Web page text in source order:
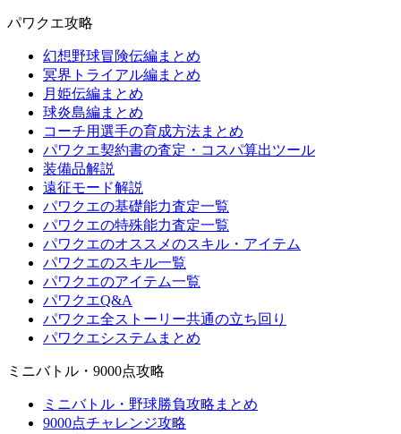
パワクエ攻略
幻想野球冒険伝編まとめ
冥界トライアル編まとめ
月姫伝編まとめ
球炎島編まとめ
コーチ用選手の育成方法まとめ
パワクエ契約書の査定・コスパ算出ツール
装備品解説
遠征モード解説
パワクエの基礎能力査定一覧
パワクエの特殊能力査定一覧
パワクエのオススメのスキル・アイテム
パワクエのスキル一覧
パワクエのアイテム一覧
パワクエQ&A
パワクエ全ストーリー共通の立ち回り
パワクエシステムまとめ
ミニバトル・9000点攻略
ミニバトル・野球勝負攻略まとめ
9000点チャレンジ攻略